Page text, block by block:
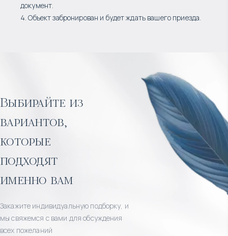
документ.
4. Объект забронирован и будет ждать вашего приезда.
Выбирайте из
вариантов,
которые
подходят
именно вам
Закажите индивидуальную подборку, и
мы свяжемся с вами для обсуждения
всех пожеланий